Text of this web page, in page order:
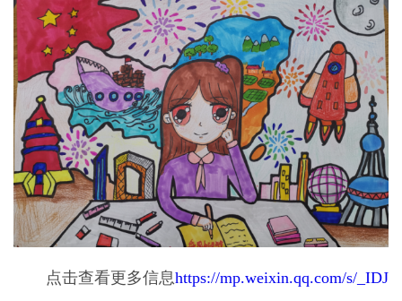
点击查看更多信息https://mp.weixin.qq.com/s/_IDJ